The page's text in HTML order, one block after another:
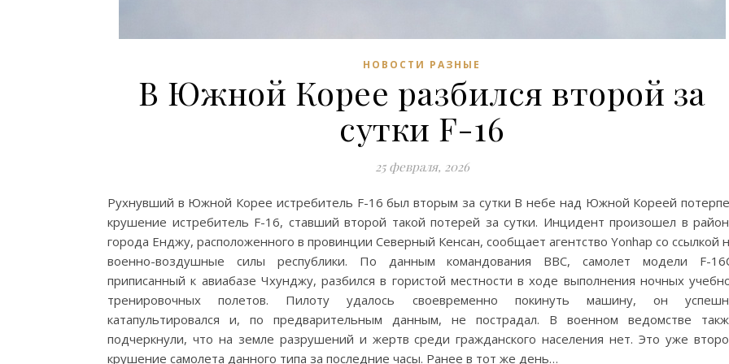
НОВОСТИ РАЗНЫЕ
В Южной Корее разбился второй за
сутки F-16
25 февраля, 2026
Рухнувший в Южной Корее истребитель F-16 был вторым за сутки В небе над Южной Кореей
крушение истребитель F-16, ставший второй такой потерей за сутки. Инцидент произошел в
города Енджу, расположенного в провинции Северный Кенсан, сообщает агентство Yonhap со ссылкой
военно-воздушные силы республики. По данным командования ВВС, самолет модели F-
приписанный к авиабазе Чхунджу, разбился в гористой местности в ходе выполнения ночных
тренировочных полетов. Пилоту удалось своевременно покинуть машину, он
катапультировался и, по предварительным данным, не пострадал. В военном ведомстве
подчеркнули, что на земле разрушений и жертв среди гражданского населения нет. Это уже
крушение самолета данного типа за последние часы. Ранее в тот же день…